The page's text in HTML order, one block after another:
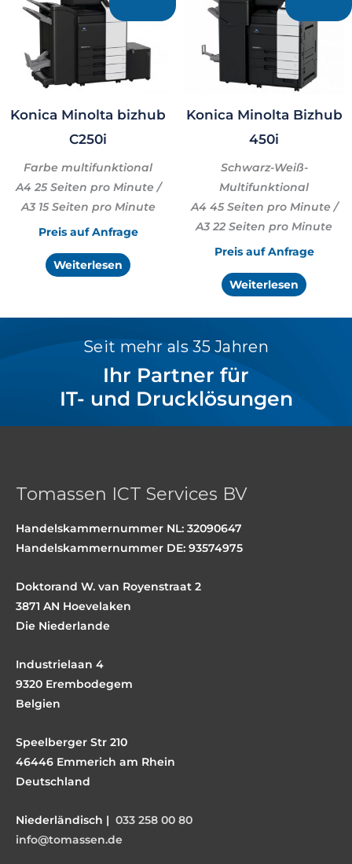
Konica Minolta bizhub
C250i
Farbe multifunktional
A4 25 Seiten pro Minute /
A3 15 Seiten pro Minute
Preis auf Anfrage
Weiterlesen
Konica Minolta Bizhub
450i
Schwarz-Weiß-
Multifunktional
A4 45 Seiten pro Minute /
A3 22 Seiten pro Minute
Preis auf Anfrage
Weiterlesen
Seit mehr als 35 Jahren
Ihr Partner für
IT- und Drucklösungen
Tomassen ICT Services BV
Handelskammernummer NL: 32090647
Handelskammernummer DE: 93574975
Doktorand W. van Royenstraat 2
3871 AN Hoevelaken
Die Niederlande
Industrielaan 4
9320 Erembodegem
Belgien
Speelberger Str 210
46446 Emmerich am Rhein
Deutschland
Niederländisch | 033 258 00 80
info@tomassen.de